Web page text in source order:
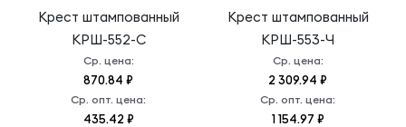
Крест штампованный
КРШ-552-С
Ср. цена:
870.84 ₽
Ср. опт. цена:
435.42 ₽
Крест штампованный
КРШ-553-Ч
Ср. цена:
2 309.94 ₽
Ср. опт. цена:
1 154.97 ₽